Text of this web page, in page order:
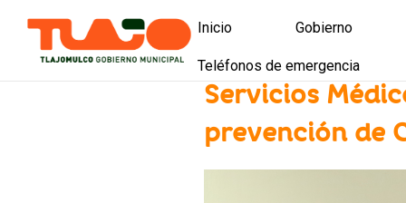
Inicio
Gobierno
Presidencia
Licitaciones de
Teléfonos de emergencia
Servicios
prevención de